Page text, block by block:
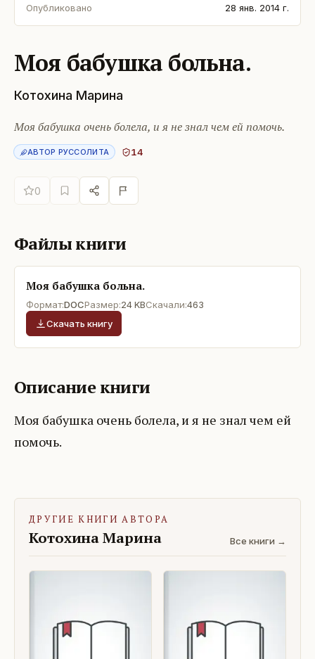
Опубликовано
28 янв. 2014 г.
Моя бабушка больна.
Котохина Марина
Моя бабушка очень болела, и я не знал чем ей помочь.
АВТОР РУССОЛИТА 14
0
Файлы книги
Моя бабушка больна.
Формат:DOCРазмер:24 KBСкачали:463
Скачать книгу
Описание книги
Моя бабушка очень болела, и я не знал чем ей
помочь.
ДРУГИЕ КНИГИ АВТОРА
Котохина Марина Все книги →